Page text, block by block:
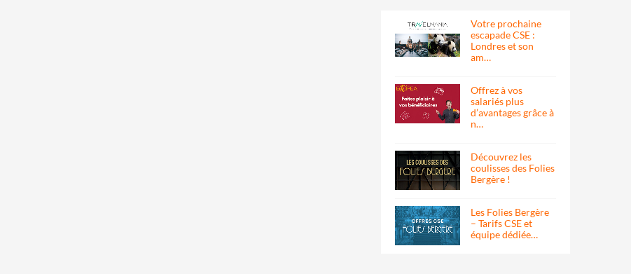
Votre prochaine
escapade CSE :
Londres et son
am…
Offrez à vos
salariés plus
d’avantages grâce à
n…
Découvrez les
coulisses des Folies
Bergère !
Les Folies Bergère
– Tarifs CSE et
équipe dédiée…